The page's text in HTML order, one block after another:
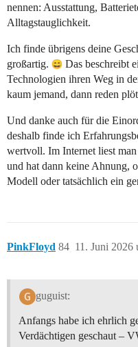
nennen: Ausstattung,
Alltagstauglichkeit.
Ich finde übrigens deine
großartig.
Das beschreibt
Technologien ihren Weg in
kaum jemand, dann reden
Und danke auch für die
deshalb finde ich
wertvoll. Im Internet liest
und hat dann keine Ahnung,
Modell oder tatsächlich ein
PinkFloyd 11. Juni 2026
84
guguist:
Anfangs habe ich ehrlich
Verdächtigen geschaut –